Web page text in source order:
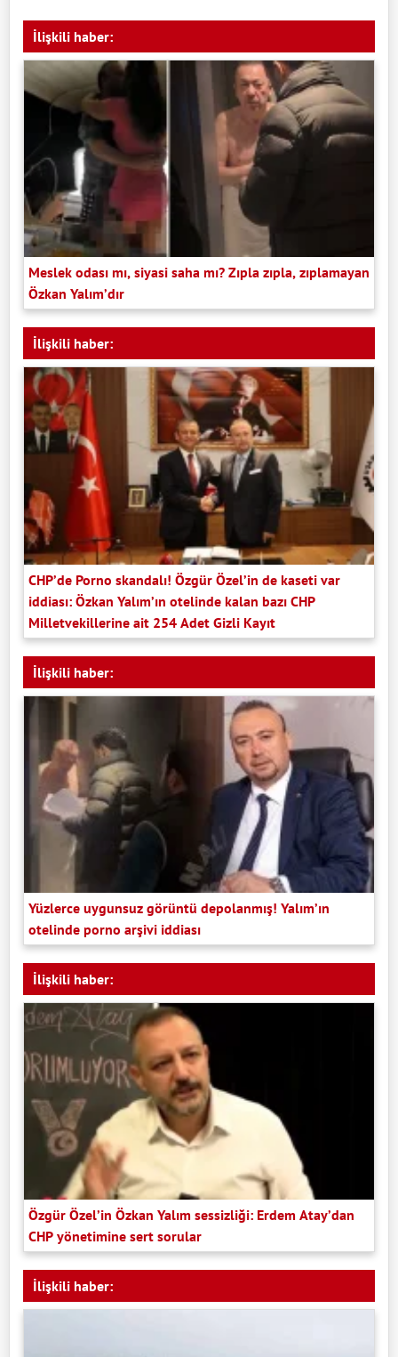
İlişkili haber:
Meslek odası mı, siyasi saha mı? Zıpla zıpla, zıplamayan
Özkan Yalım’dır
İlişkili haber:
CHP’de Porno skandalı! Özgür Özel’in de kaseti var
iddiası: Özkan Yalım’ın otelinde kalan bazı CHP
Milletvekillerine ait 254 Adet Gizli Kayıt
İlişkili haber:
Yüzlerce uygunsuz görüntü depolanmış! Yalım’ın
otelinde porno arşivi iddiası
İlişkili haber:
Özgür Özel’in Özkan Yalım sessizliği: Erdem Atay’dan
CHP yönetimine sert sorular
İlişkili haber: